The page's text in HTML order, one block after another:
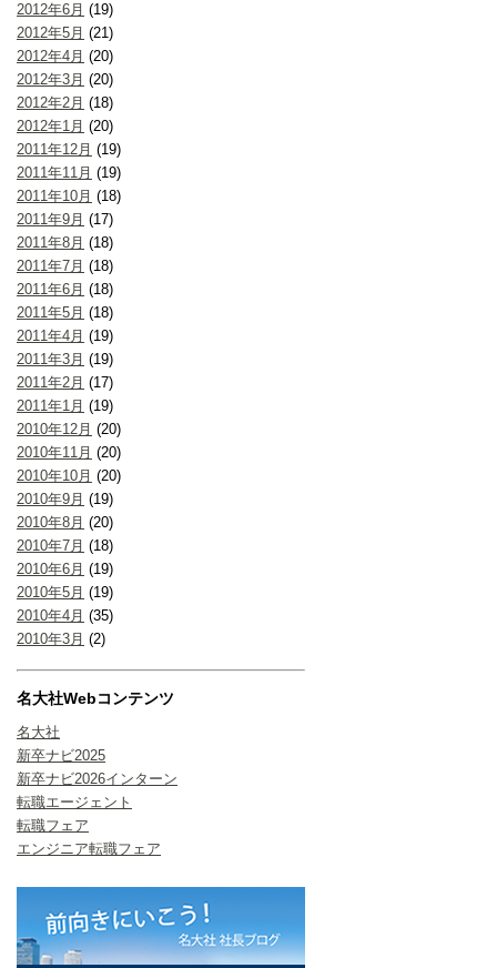
2012年6月 (19)
2012年5月 (21)
2012年4月 (20)
2012年3月 (20)
2012年2月 (18)
2012年1月 (20)
2011年12月 (19)
2011年11月 (19)
2011年10月 (18)
2011年9月 (17)
2011年8月 (18)
2011年7月 (18)
2011年6月 (18)
2011年5月 (18)
2011年4月 (19)
2011年3月 (19)
2011年2月 (17)
2011年1月 (19)
2010年12月 (20)
2010年11月 (20)
2010年10月 (20)
2010年9月 (19)
2010年8月 (20)
2010年7月 (18)
2010年6月 (19)
2010年5月 (19)
2010年4月 (35)
2010年3月 (2)
名大社Webコンテンツ
名大社
新卒ナビ2025
新卒ナビ2026インターン
転職エージェント
転職フェア
エンジニア転職フェア